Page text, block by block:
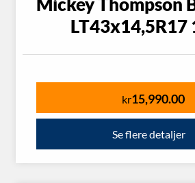
Mickey Thompson
LT43x14,5R17
kr15,990.00
Se flere detaljer